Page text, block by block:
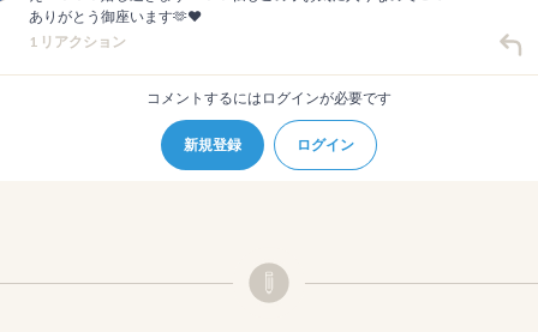
ありがとう御座います🫶❤️
1 リアクション
コメントするにはログインが必要です
新規登録 ログイン